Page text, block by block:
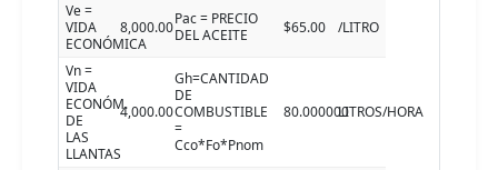
Ve =
VIDA
ECONÓMICA
8,000.00Pac = PRECIO
DEL ACEITE
$65.00 /LITRO
Vn =
VIDA
ECONÓM.
DE
LAS
LLANTAS
4,000.00
Gh=CANTIDAD
DE
COMBUSTIBLE
=
Cco*Fo*Pnom
80.000000LITROS/HORA